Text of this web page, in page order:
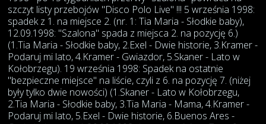
szczyt listy przebojów "Disco Polo Live" !!! 5 września 1998:
spadek z 1. na miejsce 2. (nr. 1: Tia Maria - Słodkie baby),
12.09.1998: "Szalona" spada z miejsca 2. na pozycję 6.)
(1.Tia Maria - Słodkie baby, 2.Exel - Dwie historie, 3.Kramer -
Podaruj mi lato, 4.Kramer - Gwiazdor, 5.Skaner - Lato w
Kołobrzegu). 19 września 1998: Spadek na ostatnie
"bezpieczne miejsce" na liście, czyli z 6. na pozycję 7. (niżej
były tylko dwie nowości) (1.Skaner - Lato w Kołobrzegu,
2.Tia Maria - Słodkie baby, 3.Tia Maria - Mama, 4.Kramer -
Podaruj mi lato, 5.Exel - Dwie historie, 6.Buenos Ares -